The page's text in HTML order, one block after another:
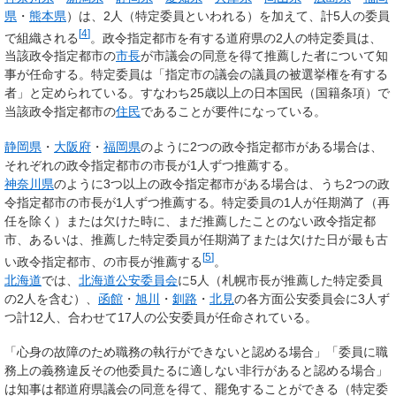
県 ・ 熊本県）は、2人（特定委員といわれる）を加えて、計5人の委員
で組織される[4]。政令指定都市を有する道府県の2人の特定委員は、
当該政令指定都市の市長が市議会の同意を得て推薦した者について知
事が任命する。特定委員は「指定市の議会の議員の被選挙権を有する
者」と定められている。すなわち25歳以上の日本国民（国籍条項）で
当該政令指定都市の住民であることが要件になっている。
静岡県 ・ 大阪府 ・ 福岡県のように2つの政令指定都市がある場合は、
それぞれの政令指定都市の市長が1人ずつ推薦する。
神奈川県のように3つ以上の政令指定都市がある場合は、うち2つの政
令指定都市の市長が1人ずつ推薦する。特定委員の1人が任期満了（再
任を除く）または欠けた時に、まだ推薦したことのない政令指定都
市、あるいは、推薦した特定委員が任期満了または欠けた日が最も古
い政令指定都市、の市長が推薦する[5]。
北海道では、 北海道公安委員会に5人（札幌市長が推薦した特定委員
の2人を含む）、 函館 ・ 旭川 ・ 釧路 ・ 北見の各方面公安委員会に3人ず
つ計12人、合わせて17人の公安委員が任命されている。
「心身の故障のため職務の執行ができないと認める場合」「委員に職
務上の義務違反その他委員たるに適しない非行があると認める場合」
は知事は都道府県議会の同意を得て、罷免することができる（特定委